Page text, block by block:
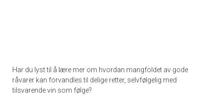
Har du lyst til å lære mer om hvordan mangfoldet av gode
råvarer kan forvandles til delige retter, selvfølgelig med
tilsvarende vin som følge?